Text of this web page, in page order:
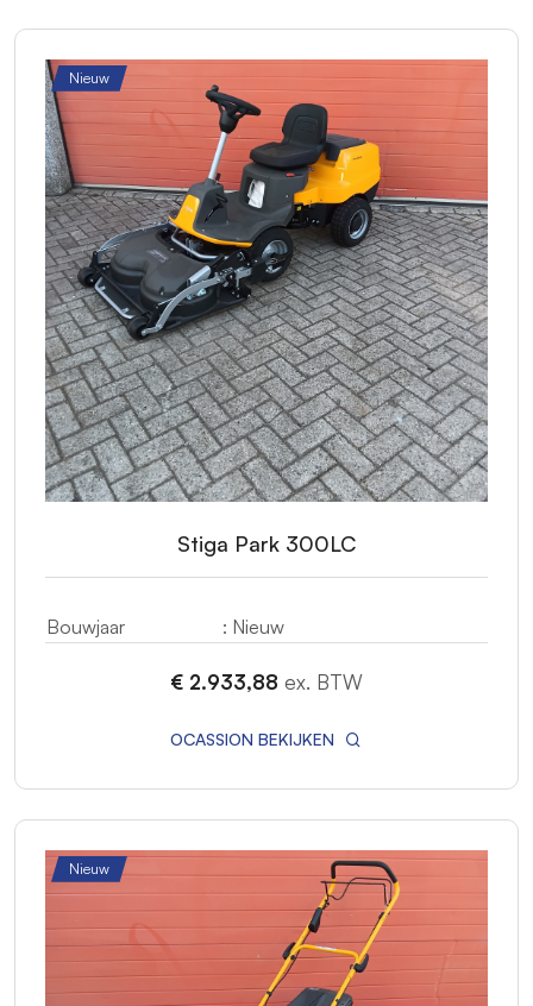
Nieuw
Stiga Park 300LC
Bouwjaar : Nieuw
€ 2.933,88 ex. BTW
OCASSION BEKIJKEN
Nieuw